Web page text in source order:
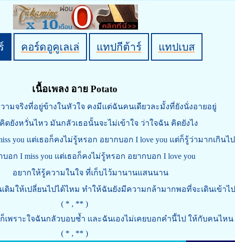
คอร์ดอูคูเลเล่ แทปกีต้าร์ แทปเบส
เนื้อเพลง อาย Potato
ามจริงที่อยู่ข้างในหัวใจ คงมีแต่ฉันคนเดียวละมั้งที่ยังนั่งอายอยู่
งหวั่นไหว มันกลัวเธอนั้นจะไม่เข้าใจ ว่าใจฉัน คิดยังไง
แต่เธอก็คงไม่รู้หรอก อยากบอก I love you แต่ก็รู้ว่ามากเกินไป
you แต่เธอก็คงไม่รู้หรอก อยากบอก I love you
กให้รู้ความในใจ ที่เก็บไว้มานานแสนนาน
ดิมให้เปลี่ยนไปได้ไหม ทำให้ฉันยังมีความกล้ามากพอที่จะเดินเข้าไป
( * , ** )
เพราะใจฉันกลัวบอบช้ำ และฉันเองไม่เคยบอกคำนี้ไป ให้กับคนไหน
( * , ** )